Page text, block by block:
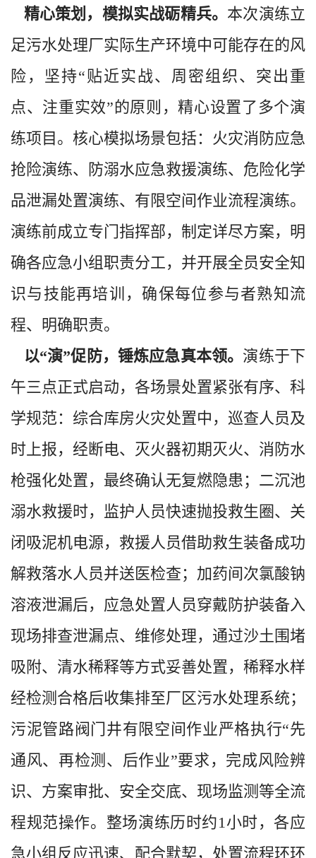
精心策划，模拟实战砺精兵。 本次演练立
足污水处理厂实际生产环境中可能存在的风
险，坚持“贴近实战、周密组织、突出重
点、注重实效”的原则，精心设置了多个演
练项目。核心模拟场景包括：火灾消防应急
抢险演练、防溺水应急救援演练、危险化学
品泄漏处置演练、有限空间作业流程演练。
演练前成立专门指挥部，制定详尽方案，明
确各应急小组职责分工，并开展全员安全知
识与技能再培训，确保每位参与者熟知流
程、明确职责。
以“演”促防，锤炼应急真本领。 演练于下
午三点正式启动，各场景处置紧张有序、科
学规范：综合库房火灾处置中，巡查人员及
时上报，经断电、灭火器初期灭火、消防水
枪强化处置，最终确认无复燃隐患；二沉池
溺水救援时，监护人员快速抛投救生圈、关
闭吸泥机电源，救援人员借助救生装备成功
解救落水人员并送医检查；加药间次氯酸钠
溶液泄漏后，应急处置人员穿戴防护装备入
现场排查泄漏点、维修处理，通过沙土围堵
吸附、清水稀释等方式妥善处置，稀释水样
经检测合格后收集排至厂区污水处理系统；
污泥管路阀门井有限空间作业严格执行“先
通风、再检测、后作业”要求，完成风险辨
识、方案审批、安全交底、现场监测等全流
程规范操作。整场演练历时约1小时，各应
急小组反应迅速、配合默契，处置流程环环